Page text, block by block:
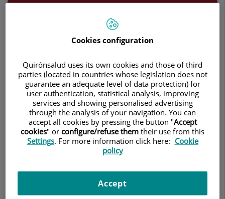
ServiciosContactoDatos de interés
Lentes de contacto
especiales
Irregularidad corneal y calidad de
visión
Para tener una buena calidad de visión es
necesario que la superficie de la córnea sea
Cookies configuration
Quirónsalud uses its own cookies and those of third
parties (located in countries whose legislation does not
guarantee an adequate level of data protection) for
user authentication, statistical analysis, improving
services and showing personalised advertising
through the analysis of your navigation. You can
accept all cookies by pressing the button "Accept
cookies" or configure/refuse them their use from this
Settings. For more information click here: Cookie
policy
Accept